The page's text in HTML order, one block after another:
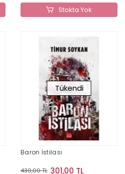
Stokta Yok
Tükendi
Baron İstilası
430,00 TL 301,00 TL